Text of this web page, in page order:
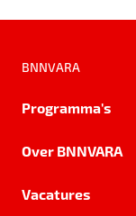
BNNVARA
Programma's
Over BNNVARA
Vacatures